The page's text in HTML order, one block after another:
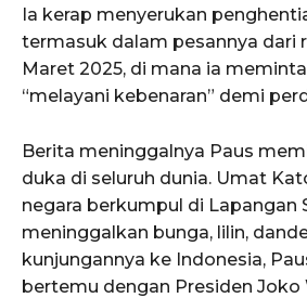
Ia kerap menyerukan
termasuk dalam pesannya dari
Maret 2025, di mana ia
“melayani kebenaran” demi
Berita meninggalnya Paus
duka di seluruh dunia. Umat
negara berkumpul di Lapangan
meninggalkan bunga, lilin,
kunjungannya ke Indonesia,
bertemu dengan Presiden Joko